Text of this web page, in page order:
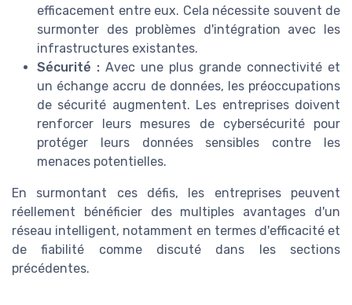
efficacement entre eux. Cela nécessite souvent de
surmonter des problèmes d'intégration avec les
infrastructures existantes.
Sécurité : Avec une plus grande connectivité et
un échange accru de données, les préoccupations
de sécurité augmentent. Les entreprises doivent
renforcer leurs mesures de cybersécurité pour
protéger leurs données sensibles contre les
menaces potentielles.
En surmontant ces défis, les entreprises peuvent
réellement bénéficier des multiples avantages d'un
réseau intelligent, notamment en termes d'efficacité et
de fiabilité comme discuté dans les sections
précédentes.